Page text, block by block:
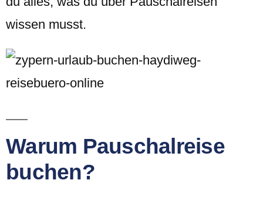
wissen musst.
Warum Pauschalreise
buchen?